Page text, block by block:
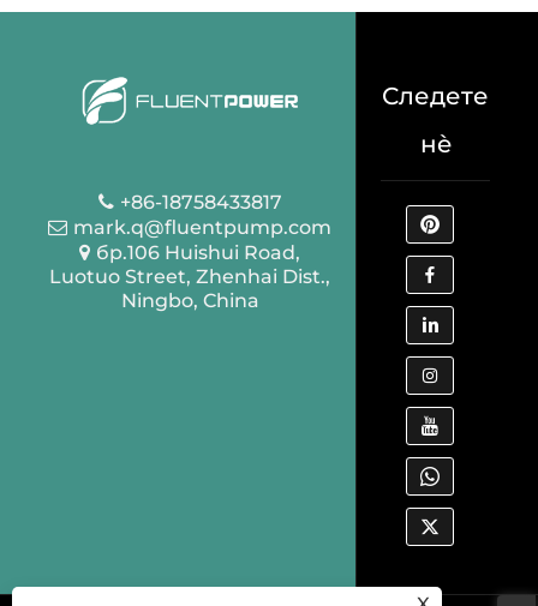
+86-18758433817
mark.q@fluentpump.com
бр.106 Huishui Road,
Luotuo Street, Zhenhai Dist.,
Ningbo, China
Следете
нè